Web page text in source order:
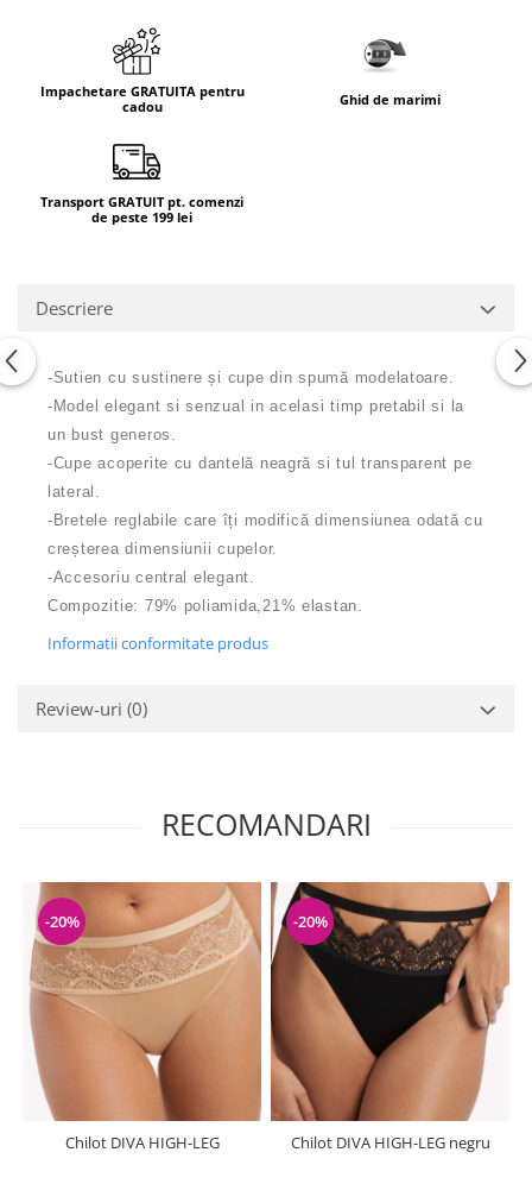
Impachetare GRATUITA pentru
cadou
Ghid de marimi
Transport GRATUIT pt. comenzi
de peste 199 lei
Descriere
-Sutien cu sustinere și cupe din spumă modelatoare.
-Model elegant si senzual in acelasi timp pretabil si la
un bust generos.
-Cupe acoperite cu dantelă neagră si tul transparent pe
lateral.
-Bretele reglabile care îți modifică dimensiunea odată cu
creșterea dimensiunii cupelor.
-Accesoriu central elegant.
Compozitie: 79% poliamida,21% elastan.
Informatii conformitate produs
Review-uri (0)
RECOMANDARI
-20%
Chilot DIVA HIGH-LEG
-20%
Chilot DIVA HIGH-LEG negru